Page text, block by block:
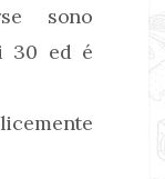
sono
30 ed é